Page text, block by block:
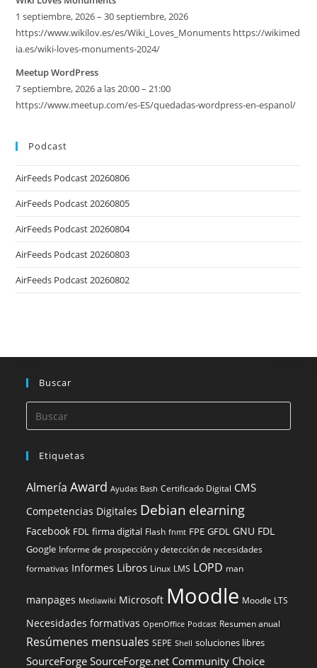
1 septiembre, 2026 – 30 septiembre, 2026
https://www.wikilov.es/es/Wiki_Loves_Monuments https://wikimed
ia.es/wiki-loves-monuments-2024/
Meetup WordPress
7 septiembre, 2026 a las 20:00 – 21:00
https://www.meetup.com/es-ES/quedadas-wordpress-en-espanol/
Podcast
AirFeeds Podcast 20260806
AirFeeds Podcast 20260805
AirFeeds Podcast 20260804
AirFeeds Podcast 20260803
AirFeeds Podcast 20260802
Buscar
Etiquetas
Almería Award Ayudas Bash Certificado Digital CMS
Competencias Digitales Debian elearning
Facebook FDL firma digital Flash fnmt FPE GFDL GNU FDL
Google Informe de prospección y detección de necesidades
formativas Informes Libros Linux LMS LOPD man
manpages Mediawiki Microsoft Moodle Moodle LTS
Necesidades formativas OpenOffice Podcast Resumen anual
Resúmenes mensuales SEPE Shell soluciones libres
SourceForge SourceForge.net Community Choice